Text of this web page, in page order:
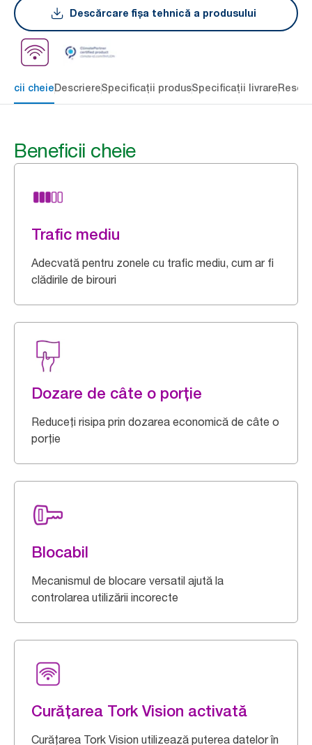
Descărcare fișa tehnică a produsului
cheieDescriereSpecificații produsSpecificații livrare
Beneficii cheie
Trafic mediu
Adecvată pentru zonele cu trafic mediu, cum ar fi
clădirile de birouri
Dozare de câte o porție
Reduceți risipa prin dozarea economică de câte o
porție
Blocabil
Mecanismul de blocare versatil ajută la
controlarea utilizării incorecte
Curățarea Tork Vision activată
Curățarea Tork Vision utilizează puterea datelor în